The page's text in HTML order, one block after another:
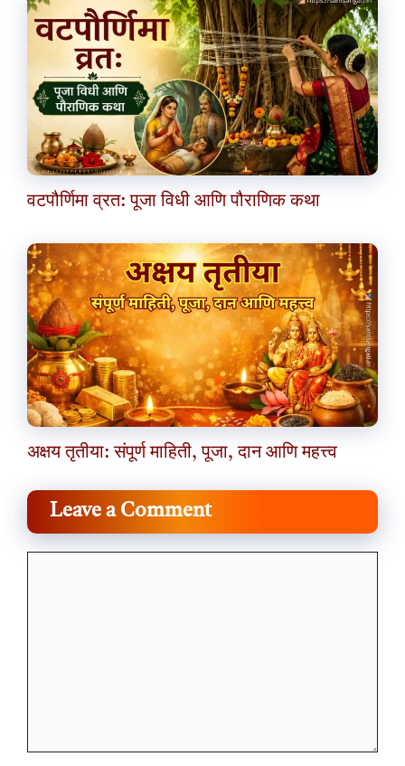
वटपौर्णिमा व्रत: पूजा विधी आणि पौराणिक कथा
अक्षय तृतीया: संपूर्ण माहिती, पूजा, दान आणि महत्त्व
Leave a Comment